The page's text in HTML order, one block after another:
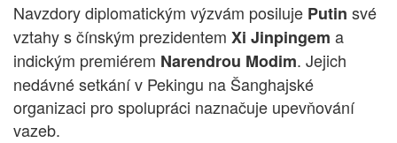
Navzdory diplomatickým výzvám posiluje Putin své
vztahy s čínským prezidentem Xi Jinpingem a
indickým premiérem Narendrou Modim. Jejich
nedávné setkání v Pekingu na Šanghajské
organizaci pro spolupráci naznačuje upevňování
vazeb.